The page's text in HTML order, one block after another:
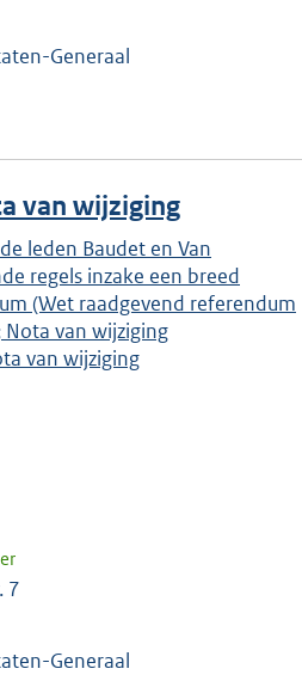
Generaal
van wijziging
leden Baudet en Van
regels inzake een breed
(Wet raadgevend referendum
Nota van wijziging
van wijziging
7
Generaal